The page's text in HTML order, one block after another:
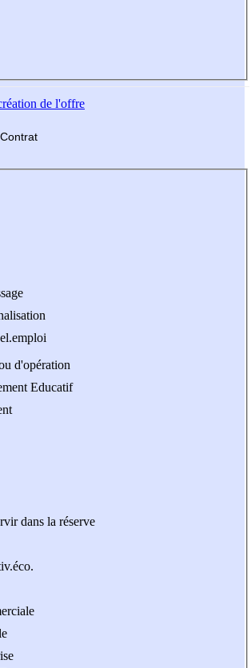
de l'offre
Contrat
d'opération
Educatif
dans la réserve